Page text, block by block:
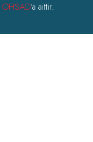
OHSAD‘a aittir.